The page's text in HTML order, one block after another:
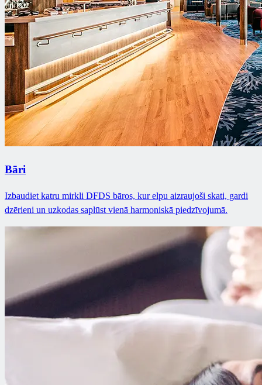
Bāri
Izbaudiet katru mirkli DFDS bāros, kur elpu aizraujoši skati, gardi
dzērieni un uzkodas saplūst vienā harmoniskā piedzīvojumā.